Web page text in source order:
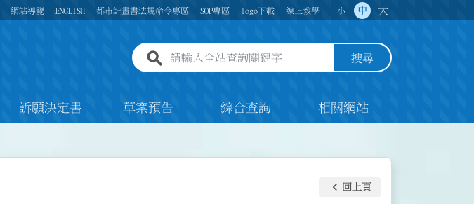
網站導覽 ENGLISH 都市計畫書法規命令專區 SOP專區 logo下載 線上教學 小 中 大
全站查詢關鍵字欄位 搜尋
訴願決定書 草案預告 綜合查詢 相關網站
keyboard_arrow_left 回上頁